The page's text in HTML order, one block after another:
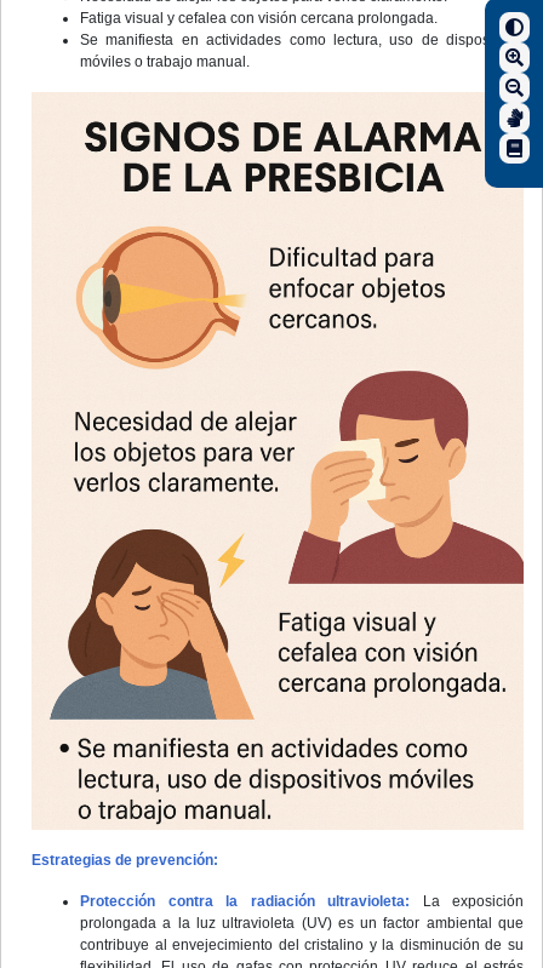
Fatiga visual y cefalea con visión cercana prolongada.
Se manifiesta en actividades como lectura, uso de dispositivos
móviles o trabajo manual.
Estrategias de prevención:
Protección contra la radiación ultravioleta: La exposición
prolongada a la luz ultravioleta (UV) es un factor ambiental que
contribuye al envejecimiento del cristalino y la disminución de su